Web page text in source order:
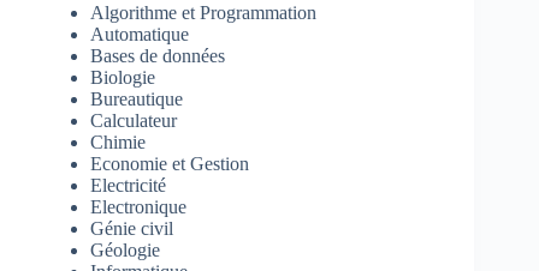
Algorithme et Programmation
Automatique
Bases de données
Biologie
Bureautique
Calculateur
Chimie
Economie et Gestion
Electricité
Electronique
Génie civil
Géologie